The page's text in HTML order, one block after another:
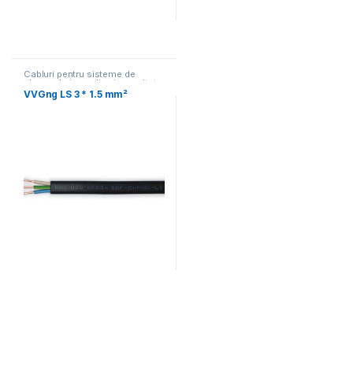
Cabluri pentru sisteme de
alarma de incendiu si securitate
VVGng LS 3 * 1.5 mm²